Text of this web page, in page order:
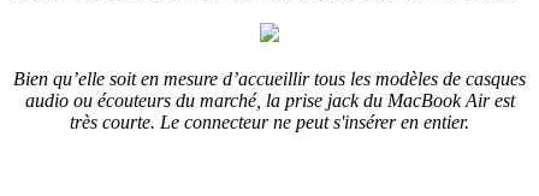
Bien qu’elle soit en mesure d’accueillir tous les modèles de casques
audio ou écouteurs du marché, la prise jack du MacBook Air est
très courte. Le connecteur ne peut s'insérer en entier.